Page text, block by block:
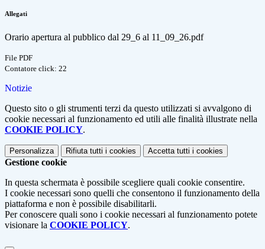
Allegati
Orario apertura al pubblico dal 29_6 al 11_09_26.pdf
File PDF
Contatore click: 22
Notizie
Questo sito o gli strumenti terzi da questo utilizzati si avvalgono di
cookie necessari al funzionamento ed utili alle finalità illustrate nella
COOKIE POLICY.
Personalizza Rifiuta tutti i cookies Accetta tutti i cookies
Gestione cookie
In questa schermata è possibile scegliere quali cookie consentire.
I cookie necessari sono quelli che consentono il funzionamento della
piattaforma e non è possibile disabilitarli.
Per conoscere quali sono i cookie necessari al funzionamento potete
visionare la COOKIE POLICY.